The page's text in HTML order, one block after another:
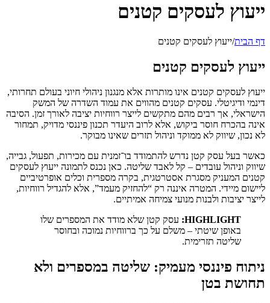
ייעוץ לעסקים קטנים
דף הבית/ייעוץ לעסקים קטנים
ייעוץ לעסקים קטנים
ייעוץ לעסקים קטנים אינו מותרות אלא מנגנון ניהולי חיוני בעולם תחרותי,
דינמי ודיגיטלי. עסקים קטנים מהווים את עמוד השדרה של המשק
הישראלי, אך רבים מהם מתקשים לייצר רווחיות יציבה לאורך זמן. הסיבה
אינה בהכרח חוסר ביקוש, אלא לרוב היעדר תכנון פיננסי מדויק, תמחור
לא נכון, שיווק לא ממוקד וניהול תזרים שאינו מבוקר.
כאשר בעל עסק קטן נדרש להתמודד בו־זמנית עם מכירות, תפעול, גבייה,
שיווק וניהול עובדים – קל לאבד שליטה. כאן נכנס לתמונה ייעוץ לעסקים
קטנים המעניק מסגרת אסטרטגית, בקרה מספרית וכלים אופרטיביים
ליישום מיידי. המטרה איננה רק “להחזיק מעמד”, אלא להגדיל רווחיות,
לייצר יציבות ולבנות מנועי צמיחה אמיתיים.
HIGHLIGHT: עסק קטן שלא מודד את המספרים שלו
באופן שיטתי – משלם על כך ברווחיות נמוכה ובחוסר
שליטה תזרימית.
ניתוח פיננסי מעמיק: שליטה במספרים ולא
תחושת בטן